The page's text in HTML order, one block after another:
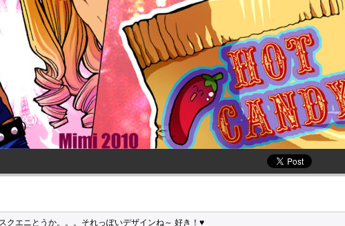
クエニとうか。。。それっぽいデザインね～ 好き！♥